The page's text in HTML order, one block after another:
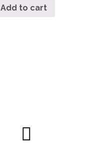
Add to cart